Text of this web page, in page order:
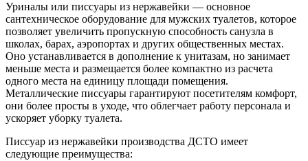
Уриналы или писсуары из нержавейки — основное
сантехническое оборудование для мужских туалетов, которое
позволяет увеличить пропускную способность санузла в
школах, барах, аэропортах и других общественных местах.
Оно устанавливается в дополнение к унитазам, но занимает
меньше места и размещается более компактно из расчета
одного места на единицу площади помещения.
Металлические писсуары гарантируют посетителям комфорт,
они более просты в уходе, что облегчает работу персонала и
ускоряет уборку туалета.
Писсуар из нержавейки производства ДСТО имеет
следующие преимущества: